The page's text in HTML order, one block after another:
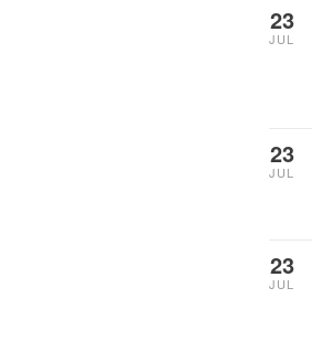
23
JUL
23
JUL
23
JUL